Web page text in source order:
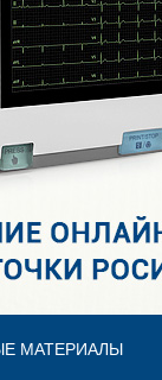
МАТЕРИАЛЫ